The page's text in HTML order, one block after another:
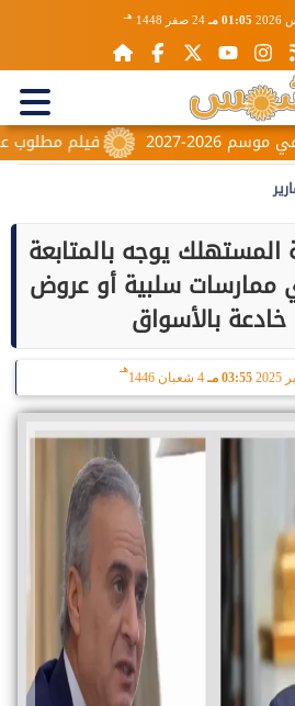
01:05 مـ 24 صفر 1448 هـ
فيلم مطلوب
يوجه بالمتابعة
ممارسات سلبية أو عروض
بالأسواق
03:55 مـ 4 شعبان 1446
هـ